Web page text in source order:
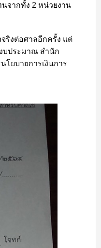
จากทั้ง 2 หน่วยงาน
ริงต่อศาลอีกครั้ง แต่
บประมาณ สำนัก
ยบายการเงินการ